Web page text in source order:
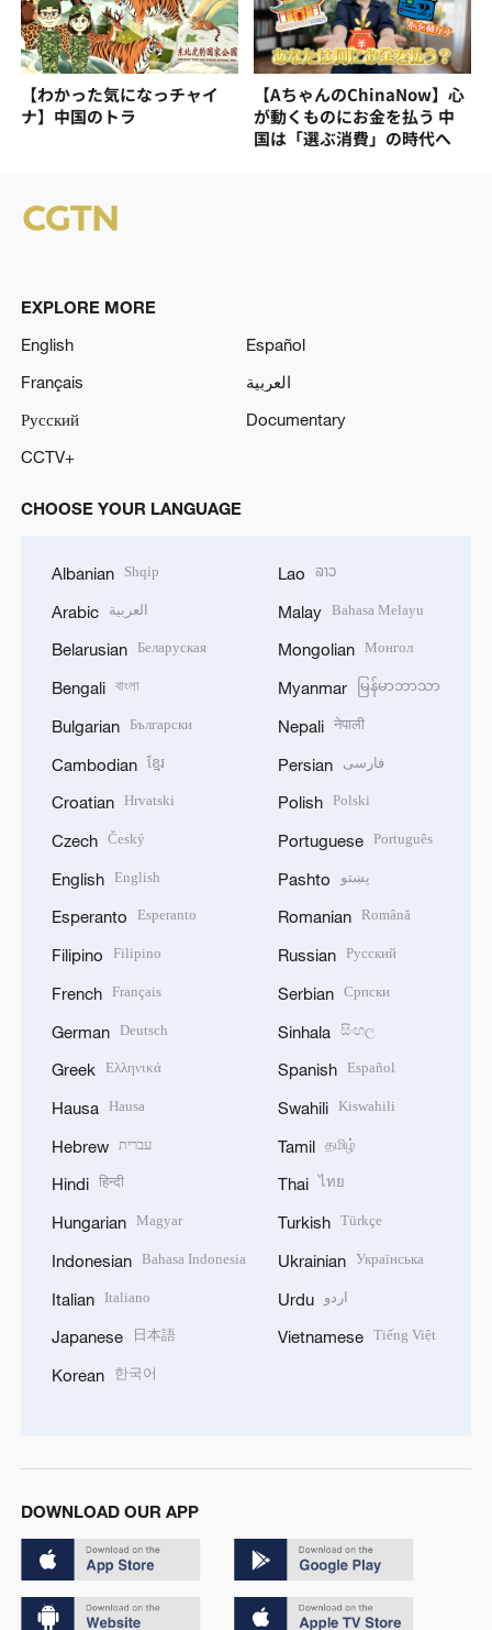
【わかった気になっチャイ
ナ】中国のトラ
【AちゃんのChinaNow】心
が動くものにお金を払う 中
国は「選ぶ消費」の時代へ
EXPLORE MORE
English
Español
Français
العربية
Русский
Documentary
CCTV+
CHOOSE YOUR LANGUAGE
Albanian Shqip
Arabic العربية
Belarusian Беларуская
Bengali বাংলা
Bulgarian Български
Cambodian ខ្មែរ
Croatian Hrvatski
Czech Český
English English
Esperanto Esperanto
Filipino Filipino
French Français
German Deutsch
Greek Ελληνικά
Hausa Hausa
Hebrew עברית
Hindi हिन्दी
Hungarian Magyar
Indonesian Bahasa Indonesia
Italian Italiano
Japanese 日本語
Korean 한국어
Lao ລາວ
Malay Bahasa Melayu
Mongolian Монгол
Myanmar မြန်မာဘာသာ
Nepali नेपाली
Persian فارسی
Polish Polski
Portuguese Português
Pashto پښتو
Romanian Română
Russian Русский
Serbian Српски
Sinhala සිංහල
Spanish Español
Swahili Kiswahili
Tamil தமிழ்
Thai ไทย
Turkish Türkçe
Ukrainian Українська
Urdu اردو
Vietnamese Tiếng Việt
DOWNLOAD OUR APP